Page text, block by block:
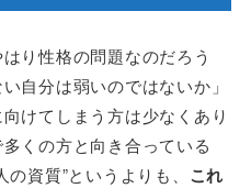
り性格の問題なのだろう
自分は弱いのではないか」
けてしまう方は少なくあり
くの方と向き合っている
資質”というよりも、 これ